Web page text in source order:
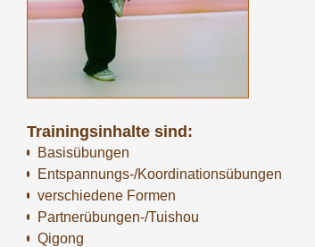
Trainingsinhalte sind:
Basisübungen
Entspannungs-/Koordinationsübungen
verschiedene Formen
Partnerübungen-/Tuishou
Qigong